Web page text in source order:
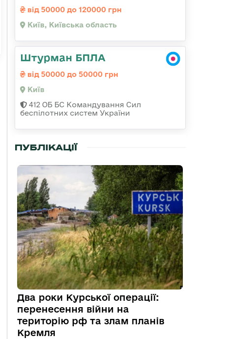
від 50000 до 120000 грн
Київ, Київська область
Штурман БПЛА
від 50000 до 50000 грн
Київ
412 ОБ БС Командування Сил
беспілотних систем України
ПУБЛІКАЦІЇ
Два роки Курської операції:
перенесення війни на
територію рф та злам планів
Кремля